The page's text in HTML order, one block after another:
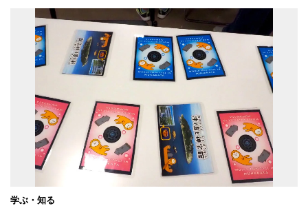
学ぶ・知る